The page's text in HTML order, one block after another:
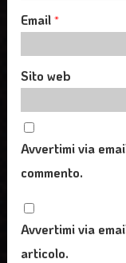
Email*
Sito web
Avvertimi via
commento.
Avvertimi via
articolo.